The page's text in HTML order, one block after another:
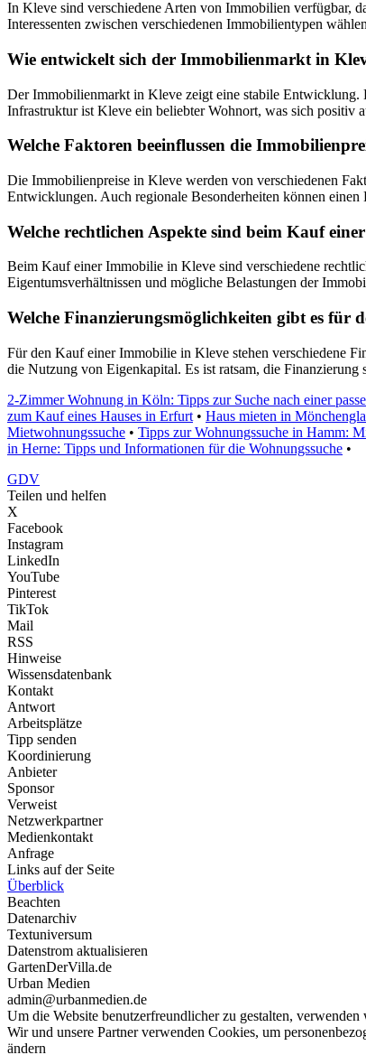
In Kleve sind verschiedene Arten von Immobilien verfügbar,
Interessenten zwischen verschiedenen Immobilientypen
Wie entwickelt sich der Immobilienmarkt in
Der Immobilienmarkt in Kleve zeigt eine stabile
Infrastruktur ist Kleve ein beliebter Wohnort, was sich positiv
Welche Faktoren beeinflussen die
Die Immobilienpreise in Kleve werden von verschiedenen
Entwicklungen. Auch regionale Besonderheiten können einen
Welche rechtlichen Aspekte sind beim Kauf
Beim Kauf einer Immobilie in Kleve sind verschiedene
Eigentumsverhältnissen und mögliche Belastungen der
Welche Finanzierungsmöglichkeiten gibt es für
Für den Kauf einer Immobilie in Kleve stehen verschiedene
die Nutzung von Eigenkapital. Es ist ratsam, die Finanzierung
2-Zimmer Wohnung in Köln: Tipps zur Suche nach einer
zum Kauf eines Hauses in Erfurt • Haus mieten in
Mietwohnungssuche • Tipps zur Wohnungssuche in Hamm:
in Herne: Tipps und Informationen für die Wohnungssuche •
GDV
Teilen und helfen
X
Facebook
Instagram
LinkedIn
YouTube
Pinterest
TikTok
Mail
RSS
Hinweise
Wissensdatenbank
Kontakt
Antwort
Arbeitsplätze
Tipp senden
Koordinierung
Anbieter
Sponsor
Verweist
Netzwerkpartner
Medienkontakt
Anfrage
Links auf der Seite
Überblick
Beachten
Datenarchiv
Textuniversum
Datenstrom aktualisieren
GartenDerVilla.de
Urban Medien
admin@urbanmedien.de
Um die Website benutzerfreundlicher zu gestalten,
Wir und unsere Partner verwenden Cookies, um
ändern